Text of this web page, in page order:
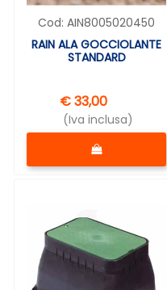
Cod: AIN8005020450
RAIN ALA GOCCIOLANTE
STANDARD
€ 33,00
(Iva inclusa)
Quantità